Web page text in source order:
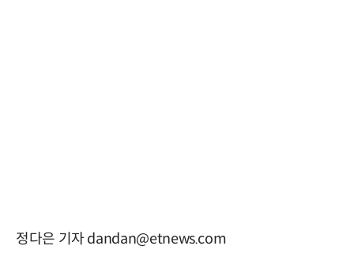
정다은 기자 dandan@etnews.com